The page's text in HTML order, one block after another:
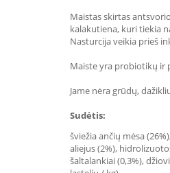
Maistas skirtas
kalakutiena, kuri tiekia
Nasturcija veikia prieš
Maiste yra probiotikų ir
Jame nėra grūdų,
Sudėtis:
šviežia ančių mėsa
aliejus (2%),
šaltalankiai (0,3%),